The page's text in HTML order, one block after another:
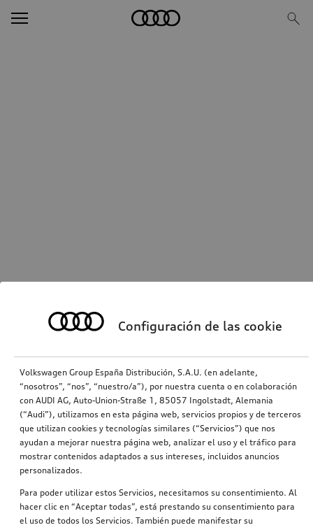
Configuración de las cookie
Volkswagen Group España Distribución, S.A.U. (en adelante,
“nosotros”, “nos”, “nuestro/a”), por nuestra cuenta o en colaboración
con AUDI AG, Auto-Union-Straße 1, 85057 Ingolstadt, Alemania
(“Audi”), utilizamos en esta página web, servicios propios y de terceros
que utilizan cookies y tecnologías similares (“Servicios”) que nos
ayudan a mejorar nuestra página web, analizar el uso y el tráfico para
mostrar contenidos adaptados a sus intereses, incluidos anuncios
personalizados.
Para poder utilizar estos Servicios, necesitamos su consentimiento. Al
hacer clic en “Aceptar todas”, está prestando su consentimiento para
el uso de todos los Servicios. También puede manifestar su